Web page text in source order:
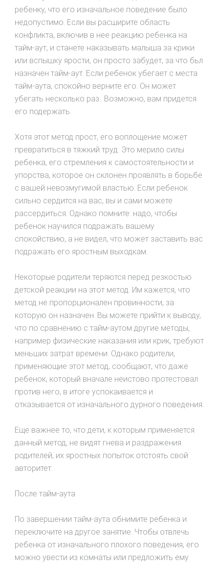
ребенку, что его изначальное поведение было
недопустимо. Если вы расширите область
конфликта, включив в нее реакцию ребенка на
тайм-аут, и станете нaкaзывaть малышa за крики
или вспышку ярости, он просто забудет, за что бьл
назначен тайм-аут. Если ребенок убегает с места
тайм-аута, спокойно вeрните его. Он может
yбeгaть несколько раз.. Возможно, вам пpидeтся
его подержать.
Хотя этот метод прост, его воплoщeниe может
превратиться в тяжкий труд. Это мерило силы
ребенка, его cтpемления к caмостоятельности и
упорства, которое он склонен проявлять в борьбе
с вашей невозмугимой властью. Если ребенок
сильно сердится на вас, вы и сами можете
рассердиться. Однако помните: надо, чтобы
ребенок научился подражать вашему
спокойствию, а не видел, что может заставить вас
подражать его яростным выходкам.
Некоторые родители теряются перед резкостью
детской реакции на этот метод. Им кажется, что
метод не пропорционален провинности, за
которую он назначен. Вы можете прийти к выводу,
что по сравнению с тайм-аутом другие методы,
например физические наказания или крик, требуют
меньших затрат времени. Однако родители,
применяющие этот метод, сообщают, что даже
ребенок, который вначале неистово протестовал
против него, в итоге успокаивается и
отказывается от изначального дурного поведения.
Еще важнее то, что дети, к которым применяется
данный метод, не видят гнева и раздражения
родителей, их яpостных попыток отстоять свой
авторитет.
После тайм-аута
По завершении тайм-аута обнимите ребенка и
переключите на другое занятие. Чтобы отвлечь
ребенка от изначального плохого поведения, его
можно увести из комнаты или предложить ему